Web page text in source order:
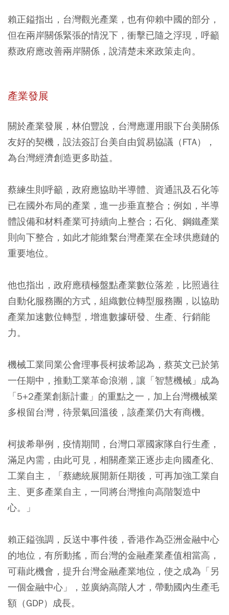
賴正鎰指出，台灣觀光產業，也有仰賴中國的部分，
但在兩岸關係緊張的情況下，衝擊已隨之浮現，呼籲
蔡政府應改善兩岸關係，說清楚未來政策走向。
產業發展
關於產業發展，林伯豐說，台灣應運用眼下台美關係
友好的契機，設法簽訂台美自由貿易協議（FTA），
為台灣經濟創造更多助益。
蔡練生則呼籲，政府應協助半導體、資通訊及石化等
已在國外布局的產業，進一步垂直整合； 例如，半導
體設備和材料產業可持續向上整合；石化、鋼鐵產業
則向下整合，如此才能維繫台灣產業在全球供應鏈的
重要地位。
他也指出，政府應積極盤點產業數位落差，比照過往
自動化服務團的方式，組織數位轉型服務團，以協助
產業加速數位轉型，增進數據研發、生產、行銷能
力。
機械工業同業公會理事長柯拔希認為，蔡英文已於第
一任期中，推動工業革命浪潮，讓「智慧機械」成為
「5+2產業創新計畫」的重點之一，加上台灣機械業
多根留台灣，待景氣回溫後，該產業仍大有商機。
柯拔希舉例，疫情期間，台灣口罩國家隊自行生產，
滿足內需，由此可見，相關產業正逐步走向國產化、
工業自主，「蔡總統展開新任期後，可再加強工業自
主、更多產業自主，一同將台灣推向高階製造中
心。」
賴正鎰強調，反送中事件後，香港作為亞洲金融中心
的地位，有所動搖，而台灣的金融產業產值相當高，
可藉此機會，提升台灣金融產業地位，使之成為「另
一個金融中心」，並廣納高階人才，帶動國內生產毛
額（GDP）成長。